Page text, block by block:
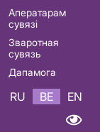
Аператарам
сувязі
Зваротная
сувязь
Дапамога
RU BE EN